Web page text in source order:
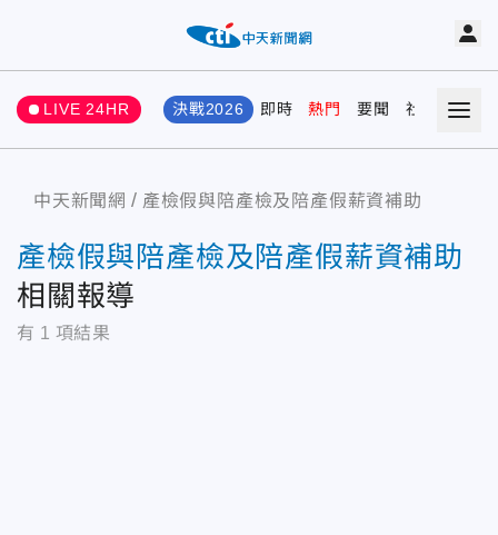
LIVE 24HR 決戰2026 即時 熱門 要聞 社會 娛樂
中天新聞網 產檢假與陪產檢及陪產假薪資補助
產檢假與陪產檢及陪產假薪資補助
相關報導
有 1 項結果